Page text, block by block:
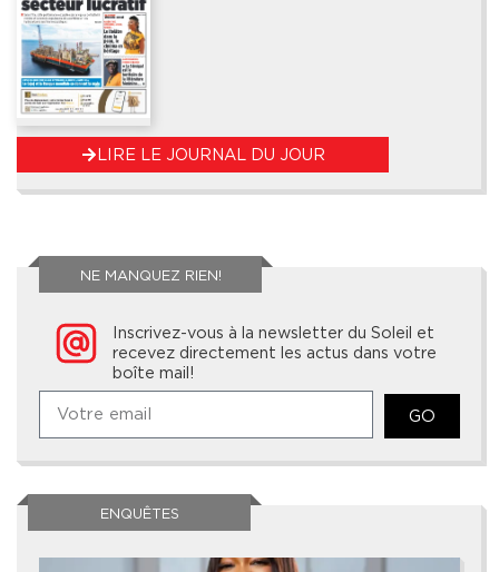
LIRE LE JOURNAL DU JOUR
NE MANQUEZ RIEN!
Inscrivez-vous à la newsletter du Soleil et
recevez directement les actus dans votre
boîte mail!
GO
ENQUÊTES